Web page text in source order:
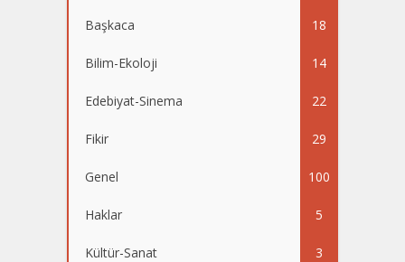
Başkaca 18
Bilim-Ekoloji 14
Edebiyat-Sinema 22
Fikir 29
Genel 100
Haklar 5
Kültür-Sanat 3